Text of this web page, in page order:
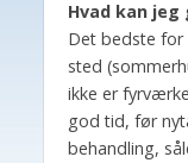
Hvad kan jeg
Det bedste
sted
ikke er
god tid, før
behandling,